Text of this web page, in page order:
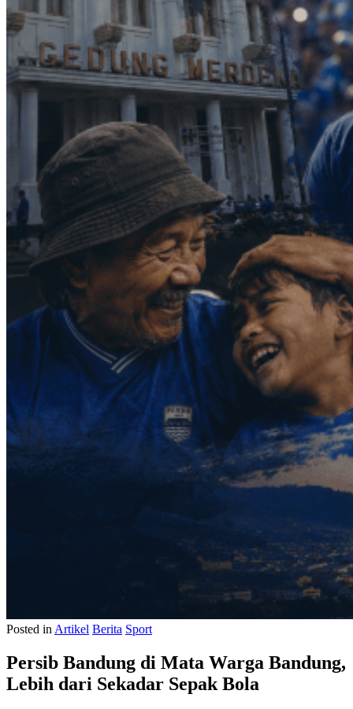
Posted in Artikel Berita Sport
Persib Bandung di Mata Warga Bandung,
Lebih dari Sekadar Sepak Bola